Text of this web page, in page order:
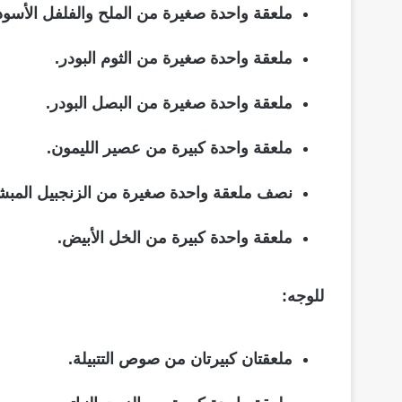
ملعقة واحدة صغيرة من الملح والفلفل
ملعقة واحدة صغيرة من الثوم البودر.
ملعقة واحدة صغيرة من البصل البودر.
ملعقة واحدة كبيرة من عصير الليمون.
نصف ملعقة واحدة صغيرة من الزنجبيل
ملعقة واحدة كبيرة من الخل الأبيض.
للوجه:
ملعقتان كبيرتان من صوص التتبيلة.